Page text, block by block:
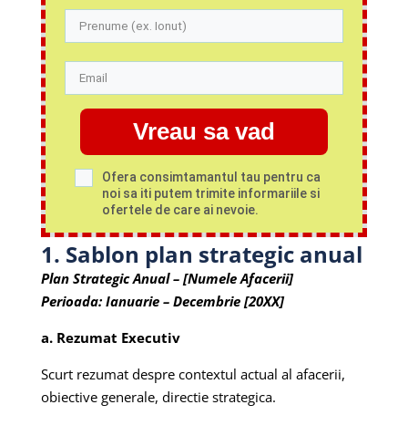
Vreau sa vad
Ofera consimtamantul tau pentru ca
noi sa iti putem trimite informariile si
ofertele de care ai nevoie.
1. Sablon plan strategic anual
Plan Strategic Anual – [Numele Afacerii]
Perioada: Ianuarie – Decembrie [20XX]
a. Rezumat Executiv
Scurt rezumat despre contextul actual al afacerii,
obiective generale, directie strategica.